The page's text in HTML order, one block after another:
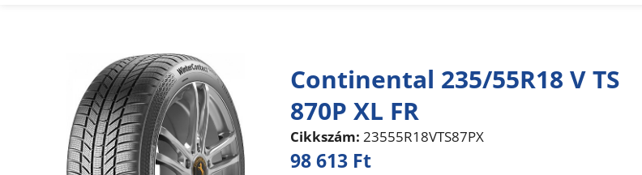
Continental 235/55R18 V TS
870P XL FR
Cikkszám: 23555R18VTS87PX
98 613 Ft